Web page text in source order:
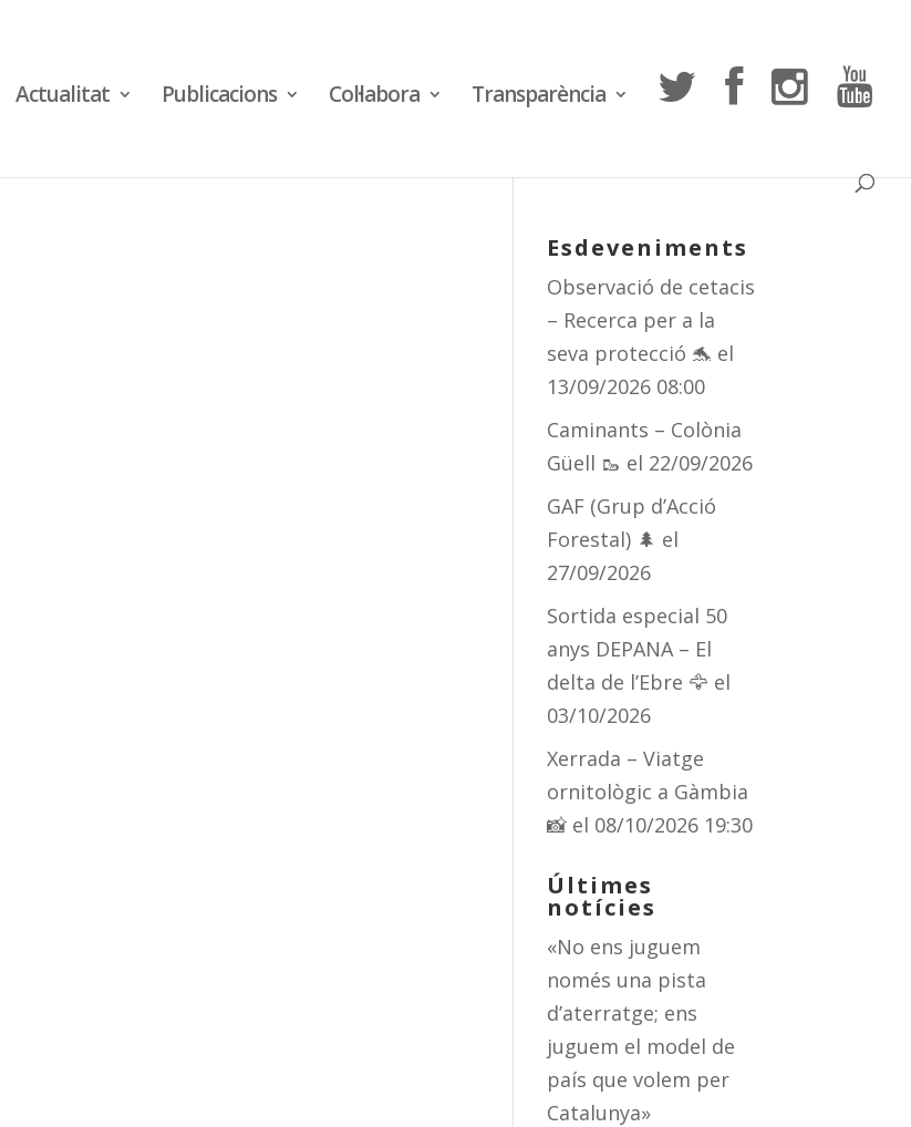
Actualitat Publicacions Col·labora Transparència
Esdeveniments
Observació de cetacis
– Recerca per a la
seva protecció 🐬 el
13/09/2026 08:00
Caminants – Colònia
Güell 🥾 el 22/09/2026
GAF (Grup d’Acció
Forestal) 🌲 el
27/09/2026
Sortida especial 50
anys DEPANA – El
delta de l’Ebre 🦅 el
03/10/2026
Xerrada – Viatge
ornitològic a Gàmbia
📸 el 08/10/2026 19:30
Últimes
notícies
«No ens juguem
només una pista
d’aterratge; ens
juguem el model de
país que volem per
Catalunya»